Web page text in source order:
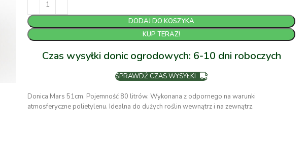
DODAJ DO KOSZYKA
KUP TERAZ!
Czas wysyłki donic ogrodowych: 6-10 dni roboczych
SPRAWDŹ CZAS WYSYŁKI
Donica Mars 51cm. Pojemność 80 litrów. Wykonana z odpornego na warunki
atmosferyczne polietylenu. Idealna do dużych roślin wewnątrz i na zewnątrz.